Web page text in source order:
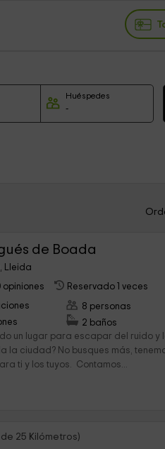
Huéspedes
de Boada
Lleida
opiniones
Reservado 1 veces
8 personas
2 baños
un lugar para escapar del ruido y
la ciudad? No busques más,
ti y los tuyos. Contamos...
25 Kilómetros)